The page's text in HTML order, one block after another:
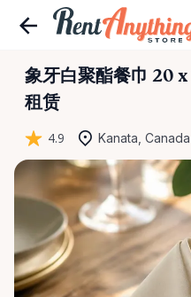
象牙白聚酯餐巾 20 x
租赁
4.9 Kanata, Canada